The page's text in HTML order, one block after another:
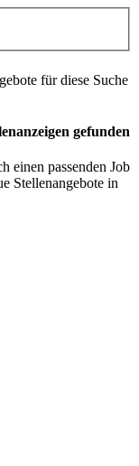
für diese Suche
gefunden
einen passenden Job
Stellenangebote in